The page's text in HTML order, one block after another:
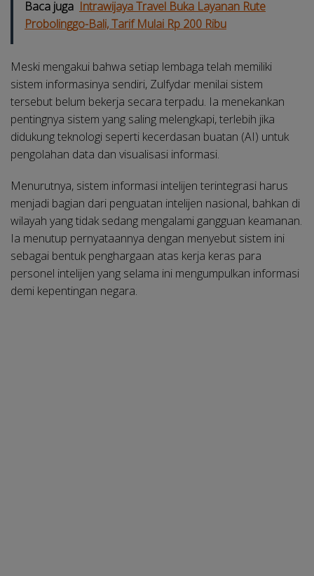
Baca juga Intrawijaya Travel Buka Layanan Rute
Probolinggo-Bali, Tarif Mulai Rp 200 Ribu
Meski mengakui bahwa setiap lembaga telah memiliki
sistem informasinya sendiri, Zulfydar menilai sistem
tersebut belum bekerja secara terpadu. Ia menekankan
pentingnya sistem yang saling melengkapi, terlebih jika
didukung teknologi seperti kecerdasan buatan (AI) untuk
pengolahan data dan visualisasi informasi.
Menurutnya, sistem informasi intelijen terintegrasi harus
menjadi bagian dari penguatan intelijen nasional, bahkan di
wilayah yang tidak sedang mengalami gangguan keamanan.
Ia menutup pernyataannya dengan menyebut sistem ini
sebagai bentuk penghargaan atas kerja keras para
personel intelijen yang selama ini mengumpulkan informasi
demi kepentingan negara.